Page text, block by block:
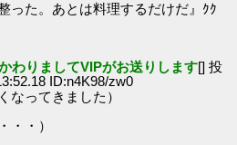
った。あとは料理するだけだ』ｸｸ
わりましてVIPがお送りします[] 投
ID:n4K98/zw0
なってきました）
・・）